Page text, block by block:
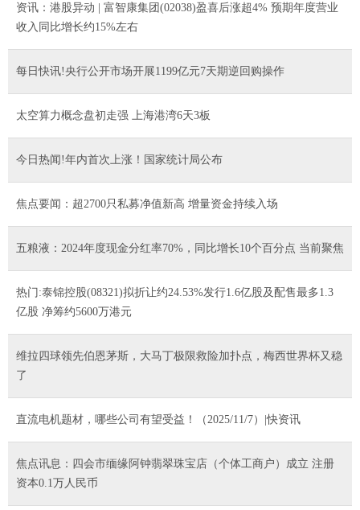
资讯：港股异动 | 富智康集团(02038)盈喜后涨超4% 预期年度营业
收入同比增长约15%左右
每日快讯!央行公开市场开展1199亿元7天期逆回购操作
太空算力概念盘初走强 上海港湾6天3板
今日热闻!年内首次上涨！国家统计局公布
焦点要闻：超2700只私募净值新高 增量资金持续入场
五粮液：2024年度现金分红率70%，同比增长10个百分点 当前聚焦
热门:泰锦控股(08321)拟折让约24.53%发行1.6亿股及配售最多1.3
亿股 净筹约5600万港元
维拉四球领先伯恩茅斯，大马丁极限救险加扑点，梅西世界杯又稳
了
直流电机题材，哪些公司有望受益！（2025/11/7）|快资讯
焦点讯息：四会市缅缘阿钟翡翠珠宝店（个体工商户）成立 注册
资本0.1万人民币